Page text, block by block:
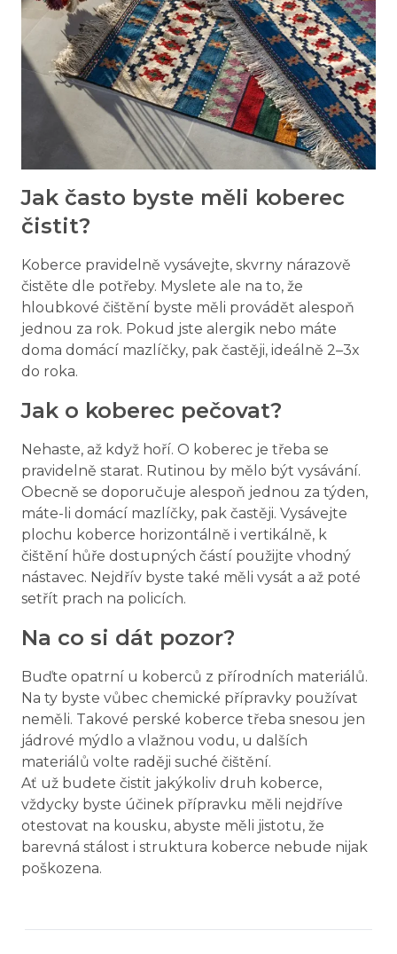
Jak často byste měli koberec
čistit?
Koberce pravidelně vysávejte, skvrny nárazově
čistěte dle potřeby. Myslete ale na to, že
hloubkové čištění byste měli provádět alespoň
jednou za rok. Pokud jste alergik nebo máte
doma domácí mazlíčky, pak častěji, ideálně 2–3x
do roka.
Jak o koberec pečovat?
Nehaste, až když hoří. O koberec je třeba se
pravidelně starat. Rutinou by mělo být vysávání.
Obecně se doporučuje alespoň jednou za týden,
máte-li domácí mazlíčky, pak častěji. Vysávejte
plochu koberce horizontálně i vertikálně, k
čištění hůře dostupných částí použijte vhodný
nástavec. Nejdřív byste také měli vysát a až poté
setřít prach na policích.
Na co si dát pozor?
Buďte opatrní u koberců z přírodních materiálů.
Na ty byste vůbec chemické přípravky používat
neměli. Takové perské koberce třeba snesou jen
jádrové mýdlo a vlažnou vodu, u dalších
materiálů volte raději suché čištění.
Ať už budete čistit jakýkoliv druh koberce,
vždycky byste účinek přípravku měli nejdříve
otestovat na kousku, abyste měli jistotu, že
barevná stálost i struktura koberce nebude nijak
poškozena.